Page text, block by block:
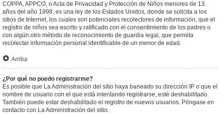
COPPA, APPCO, o Acta de Privacidad y Protección de Niños menores de 13
años del año 1998, es una ley de los Estados Unidos, donde se solicita a los
sitios de Internet, los cuales son potenciales recolectores de información, que el
registro de niños sea escrito y ratificado con el consentimiento de los padres o
con algún otro método de reconocimiento de guardia legal, que permita
recolectar información personal identificable de un menor de edad.
Arriba
¿Por qué no puedo registrarme?
Es posible que La Administración del sitio haya baneado su dirección IP o que el
nombre de usuario con el que está intentando registrarse, esté deshabilitado.
También puede estar deshabilitado el registro de nuevos usuarios. Póngase en
contacto con La Administración del sitio.